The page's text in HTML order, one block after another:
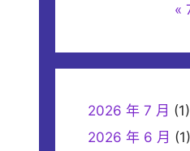
«
2026 年 7 月 (1)
2026 年 6 月 (1)